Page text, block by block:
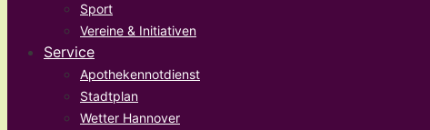
Sport
Vereine & Initiativen
Service
Apothekennotdienst
Stadtplan
Wetter Hannover